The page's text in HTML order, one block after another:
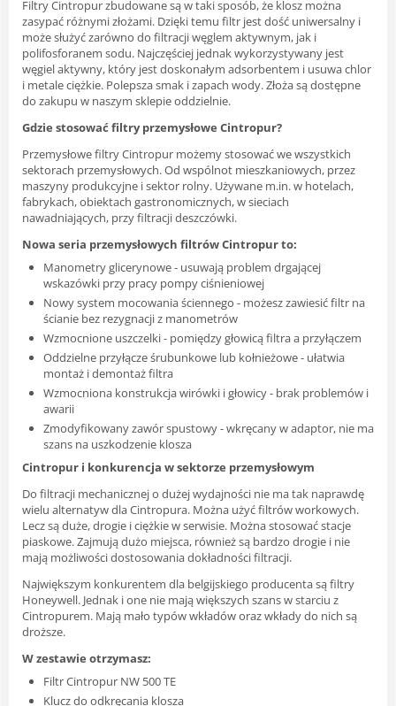
Filtry Cintropur zbudowane są w taki sposób, że klosz można
zasypać różnymi złożami. Dzięki temu filtr jest dość uniwersalny i
może służyć zarówno do filtracji węglem aktywnym, jak i
polifosforanem sodu. Najczęściej jednak wykorzystywany jest
węgiel aktywny, który jest doskonałym adsorbentem i usuwa chlor
i metale ciężkie. Polepsza smak i zapach wody. Złoża są dostępne
do zakupu w naszym sklepie oddzielnie.
Gdzie stosować filtry przemysłowe Cintropur?
Przemysłowe filtry Cintropur możemy stosować we wszystkich
sektorach przemysłowych. Od wspólnot mieszkaniowych, przez
maszyny produkcyjne i sektor rolny. Używane m.in. w hotelach,
fabrykach, obiektach gastronomicznych, w sieciach
nawadniających, przy filtracji deszczówki.
Nowa seria przemysłowych filtrów Cintropur to:
Manometry glicerynowe - usuwają problem drgającej
wskazówki przy pracy pompy ciśnieniowej
Nowy system mocowania ściennego - możesz zawiesić filtr na
ścianie bez rezygnacji z manometrów
Wzmocnione uszczelki - pomiędzy głowicą filtra a przyłączem
Oddzielne przyłącze śrubunkowe lub kołnieżowe - ułatwia
montaż i demontaż filtra
Wzmocniona konstrukcja wirówki i głowicy - brak problemów i
awarii
Zmodyfikowany zawór spustowy - wkręcany w adaptor, nie ma
szans na uszkodzenie klosza
Cintropur i konkurencja w sektorze przemysłowym
Do filtracji mechanicznej o dużej wydajności nie ma tak naprawdę
wielu alternatyw dla Cintropura. Można użyć filtrów workowych.
Lecz są duże, drogie i ciężkie w serwisie. Można stosować stacje
piaskowe. Zajmują dużo miejsca, również są bardzo drogie i nie
mają możliwości dostosowania dokładności filtracji.
Największym konkurentem dla belgijskiego producenta są filtry
Honeywell. Jednak i one nie mają większych szans w starciu z
Cintropurem. Mają mało typów wkładów oraz wkłady do nich są
droższe.
W zestawie otrzymasz:
Filtr Cintropur NW 500 TE
Klucz do odkręcania klosza